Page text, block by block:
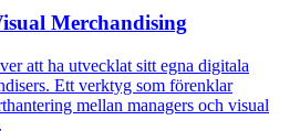
Merchandising
att ha utvecklat sitt egna digitala
Ett verktyg som förenklar
mellan managers och visual